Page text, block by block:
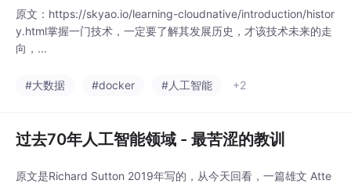
原文：https://skyao.io/learning-cloudnative/introduction/histor
y.html掌握一门技术，一定要了解其发展历史，才该技术未来的走
向，...
#大数据 #docker #人工智能 +2
过去70年人工智能领域 - 最苦涩的教训
原文是Richard Sutton 2019年写的，从今天回看，一篇雄文 Atte